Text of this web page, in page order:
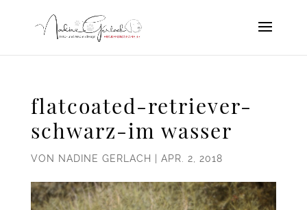
flatcoated-retriever-
schwarz-im wasser
VON NADINE GERLACH APR. 2, 2018